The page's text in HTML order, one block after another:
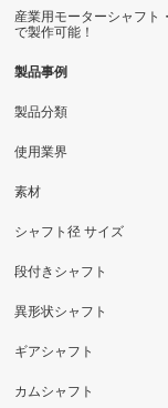
産業用モーターシャフ
で製作可能！
製品事例
製品分類
使用業界
素材
シャフト径 サイズ
段付きシャフト
異形状シャフト
ギアシャフト
カムシャフト